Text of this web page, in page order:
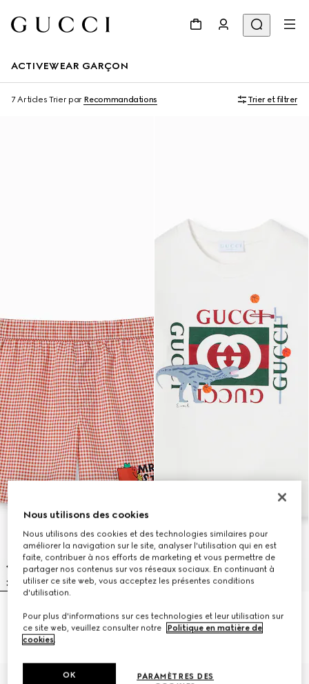
ACTIVEWEAR GARÇON
7 Articles Trier par Recommandations Trier et filtrer
Short de bain en nylon à imprimé
pour enfant
€ 350
Sweat-shirt pour enfant en coton
€ 320
Nous utilisons des cookies
Nous utilisons des cookies et des technologies similaires pour
améliorer la navigation sur le site, analyser l'utilisation qui en est
faite, contribuer à nos efforts de marketing et vous permettre de
partager nos contenus sur vos réseaux sociaux. En continuant à
utiliser ce site web, vous acceptez les présentes conditions
d'utilisation.
Pour plus d'informations sur ces technologies et leur utilisation sur
ce site web, veuillez consulter notre
Politique en matière de
cookies.
PARAMÈTRES DES
OK